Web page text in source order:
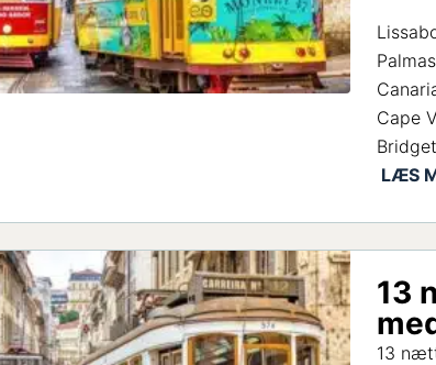
Cape
13
13